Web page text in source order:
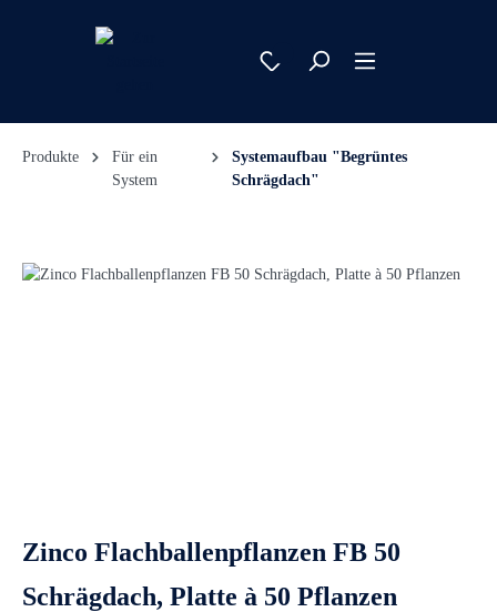
Produkte
Für ein
System
Systemaufbau "Begrüntes
Schrägdach"
Zinco Flachballenpflanzen FB 50
Schrägdach, Platte à 50 Pflanzen